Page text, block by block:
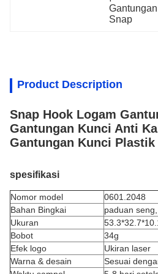
Snap
Product Description
Snap Hook Logam
Gantungan Kunci Anti
Gantungan Kunci Plastik
spesifikasi
Nomor model
0601.2048
Bahan Bingkai
paduan seng,
Ukuran
Bobot
34g
Efek logo
Ukiran laser
Warna & desain
Sesuai